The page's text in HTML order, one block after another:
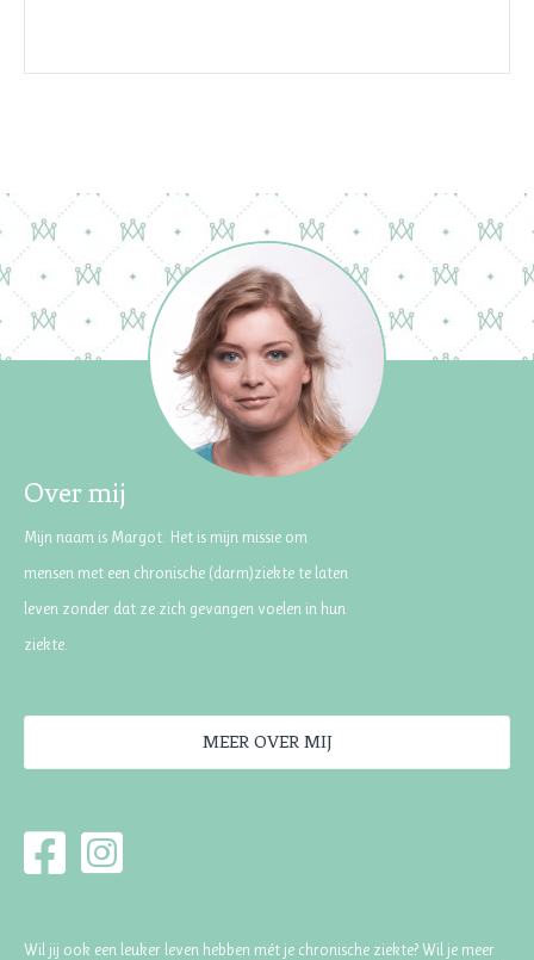
Over mij
Mijn naam is Margot. Het is mijn missie om
mensen met een chronische (darm)ziekte te laten
leven zonder dat ze zich gevangen voelen in hun
ziekte.
MEER OVER MIJ
Wil jij ook een leuker leven hebben mét je chronische ziekte? Wil je meer